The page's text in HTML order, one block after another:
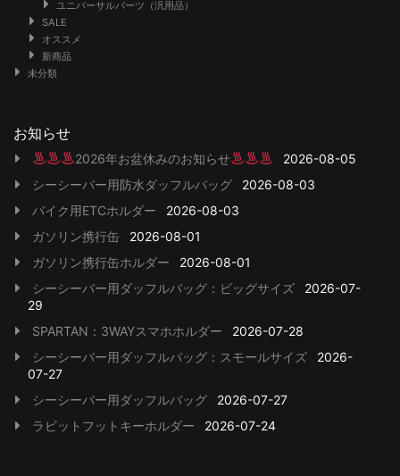
ユニバーサルパーツ（汎用品）
SALE
オススメ
新商品
未分類
お知らせ
2026年お盆休みのお知らせ
2026-08-05
シーシーバー用防水ダッフルバッグ
2026-08-03
バイク用ETCホルダー
2026-08-03
ガソリン携行缶
2026-08-01
ガソリン携行缶ホルダー
2026-08-01
シーシーバー用ダッフルバッグ：ビッグサイズ
2026-07-
29
SPARTAN：3WAYスマホホルダー
2026-07-28
シーシーバー用ダッフルバッグ：スモールサイズ
2026-
07-27
シーシーバー用ダッフルバッグ
2026-07-27
ラビットフットキーホルダー
2026-07-24